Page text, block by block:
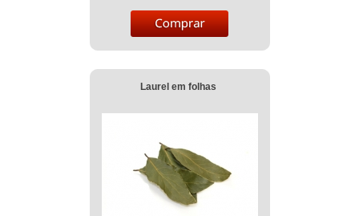
Laurel em folhas